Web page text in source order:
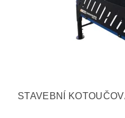
STAVEBNÍ